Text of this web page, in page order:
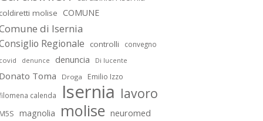
coldiretti molise COMUNE
di Isernia
Regionale controlli convegno
covid denunce denuncia Di lucente
Donato Toma Droga Emilio Izzo
calenda Isernia lavoro
M5S magnolia molise neuromed